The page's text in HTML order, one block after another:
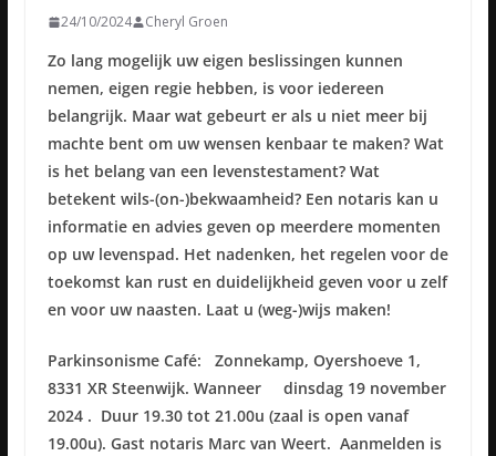
24/10/2024 Cheryl Groen
Zo lang mogelijk uw eigen beslissingen kunnen
nemen, eigen regie hebben, is voor iedereen
belangrijk. Maar wat gebeurt er als u niet meer bij
machte bent om uw wensen kenbaar te maken? Wat
is het belang van een levenstestament? Wat
betekent wils-(on-)bekwaamheid? Een notaris kan u
informatie en advies geven op meerdere momenten
op uw levenspad. Het nadenken, het regelen voor de
toekomst kan rust en duidelijkheid geven voor u zelf
en voor uw naasten. Laat u (weg-)wijs maken!
Parkinsonisme Café: Zonnekamp, Oyershoeve 1,
8331 XR Steenwijk. Wanneer dinsdag 19 november
2024 . Duur 19.30 tot 21.00u (zaal is open vanaf
19.00u). Gast notaris Marc van Weert. Aanmelden is